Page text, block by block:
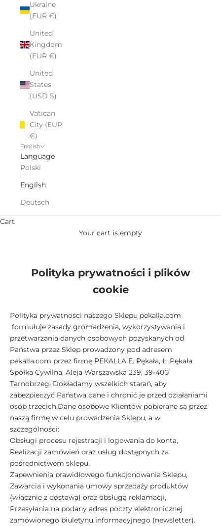
Ukraine
(EUR €)
United
Kingdom
(EUR €)
United
States
(USD $)
Vatican
City (EUR
€)
English
Language
Polski
English
Deutsch
Cart
Your cart is empty
Polityka prywatności i plików
cookie
Polityka prywatności naszego Sklepu pekalla.com
formułuje zasady gromadzenia, wykorzystywania i
przetwarzania danych osobowych pozyskanych od
Państwa przez Sklep prowadzony pod adresem
pekalla.com przez firmę PEKALLA E. Pękała, Ł. Pękała
Spółka Cywilna, Aleja Warszawska 239, 39-400
Tarnobrzeg. Dokładamy wszelkich starań, aby
zabezpieczyć Państwa dane i chronić je przed działaniami
osób trzecich.Dane osobowe Klientów pobierane są przez
naszą firmę w celu prowadzenia Sklepu, a w
szczególności:
Obsługi procesu rejestracji i logowania do konta,
Realizacji zamówień oraz usług dostępnych za
pośrednictwem sklepu,
Zapewnienia prawidłowego funkcjonowania Sklepu,
Zawarcia i wykonania umowy sprzedaży produktów
(włącznie z dostawą) oraz obsługą reklamacji,
Przesyłania na podany adres poczty elektronicznej
zamówionego biuletynu informacyjnego (newsletter).